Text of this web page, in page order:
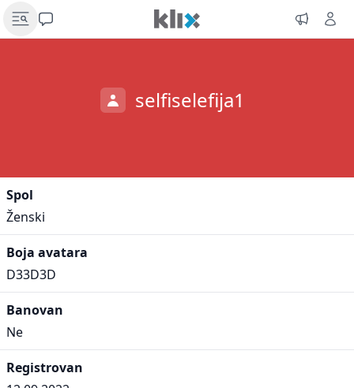
selfiselefija1
Spol
Ženski
Boja avatara
D33D3D
Banovan
Ne
Registrovan